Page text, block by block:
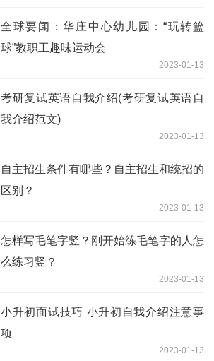
全球要闻：华庄中心幼儿园：“玩转篮
球”教职工趣味运动会
2023-01-13
考研复试英语自我介绍(考研复试英语自
我介绍范文)
2023-01-13
自主招生条件有哪些？自主招生和统招的
区别？
2023-01-13
怎样写毛笔字竖？刚开始练毛笔字的人怎
么练习竖？
2023-01-13
小升初面试技巧 小升初自我介绍注意事
项
2023-01-13